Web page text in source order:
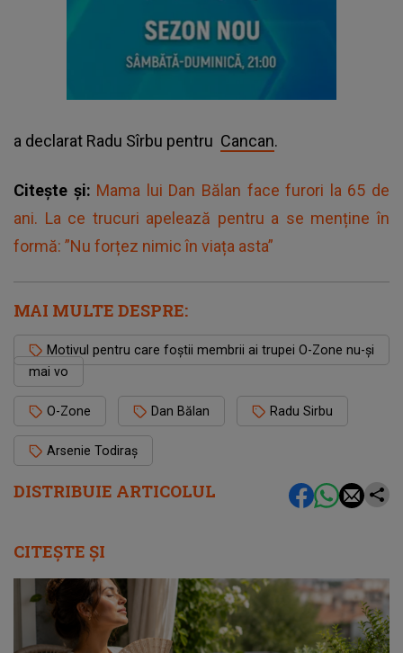
DISTRIBUIE ARTICOLUL
a declarat Radu Sîrbu pentru Cancan.
Citește și: Mama lui Dan Bălan face furori la 65 de
ani. La ce trucuri apelează pentru a se menține în
formă: ”Nu forțez nimic în viața asta”
MAI MULTE DESPRE:
Motivul pentru care foștii membrii ai trupei O-Zone nu-și
mai vo
O-Zone Dan Bălan Radu Sirbu
Arsenie Todiraș
CITEȘTE ȘI